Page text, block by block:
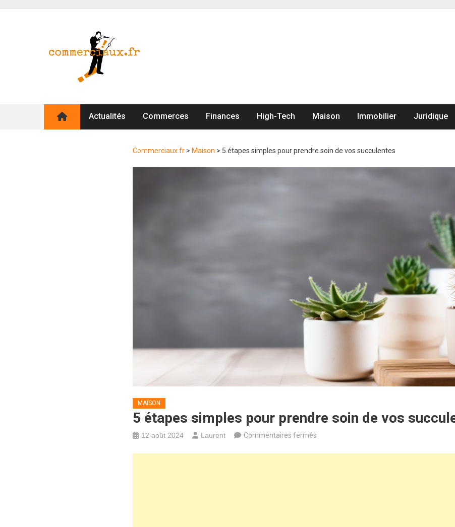
Actualités Commerces Finances High-Tech Maison Immobilier Juridique
Commerciaux.fr> Maison > 5 étapes simples pour prendre soin de vos succulentes
MAISON
5 étapes simples pour prendre soin de vos
12 août 2024 Laurent Commentaires ferméssur